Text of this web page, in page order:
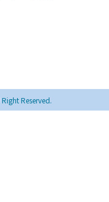
Reserved.